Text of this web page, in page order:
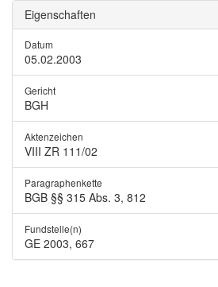
Eigenschaften
Datum
05.02.2003
Gericht
BGH
Aktenzeichen
VIII ZR 111/02
Paragraphenkette
BGB §§ 315 Abs. 3, 812
Fundstelle(n)
GE 2003, 667